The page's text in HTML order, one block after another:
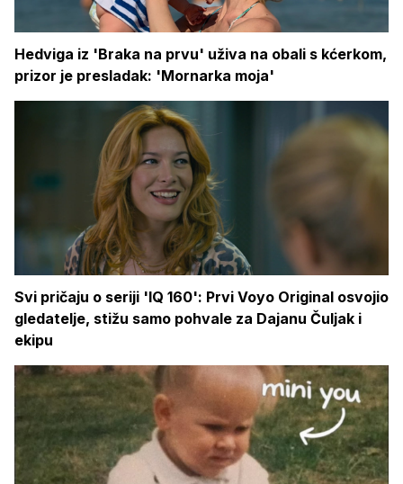
Hedviga iz 'Braka na prvu' uživa na obali s kćerkom,
prizor je presladak: 'Mornarka moja'
Svi pričaju o seriji 'IQ 160': Prvi Voyo Original osvojio
gledatelje, stižu samo pohvale za Dajanu Čuljak i
ekipu